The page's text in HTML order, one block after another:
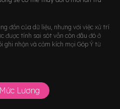
đắn của dữ liệu, nhưng với việc xử trí
được tính sai sót vẫn còn đâu đó ở
ghi nhận và cảm kích mọi Góp Ý từ
Lương